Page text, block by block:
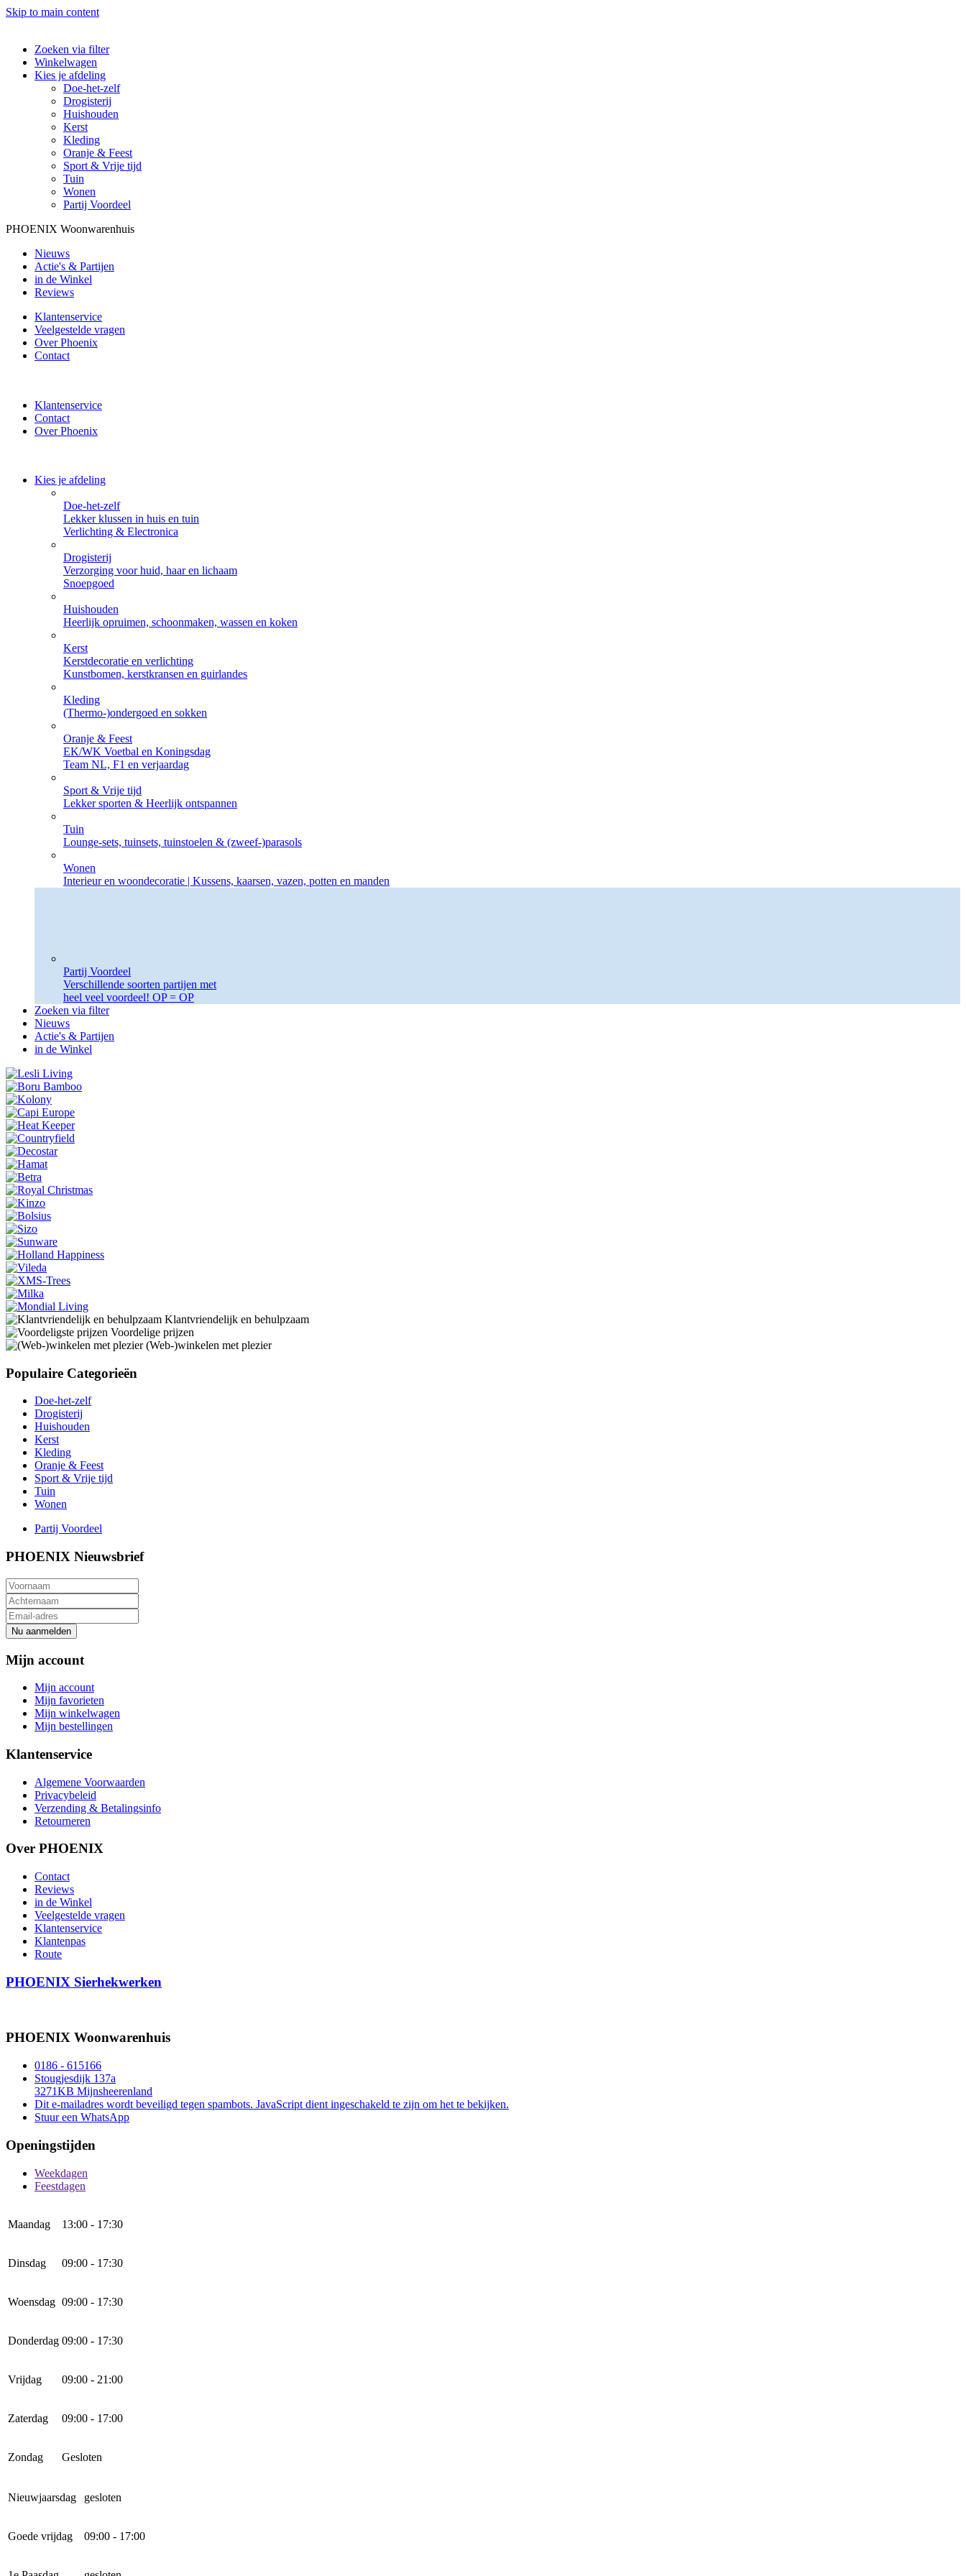
Skip to main content
Zoeken via filter
Winkelwagen
Kies je afdeling
Doe-het-zelf
Drogisterij
Huishouden
Kerst
Kleding
Oranje & Feest
Sport & Vrije tijd
Tuin
Wonen
Partij Voordeel
PHOENIX Woonwarenhuis
Nieuws
Actie's & Partijen
in de Winkel
Reviews
Klantenservice
Veelgestelde vragen
Over Phoenix
Contact
Klantenservice
Contact
Over Phoenix
Kies je afdeling
Doe-het-zelf
Lekker klussen in huis en tuin
Verlichting & Electronica
Drogisterij
Verzorging voor huid, haar en lichaam
Snoepgoed
Huishouden
Heerlijk opruimen, schoonmaken, wassen en koken
Kerst
Kerstdecoratie en verlichting
Kunstbomen, kerstkransen en guirlandes
Kleding
(Thermo-)ondergoed en sokken
Oranje & Feest
EK/WK Voetbal en Koningsdag
Team NL, F1 en verjaardag
Sport & Vrije tijd
Lekker sporten & Heerlijk ontspannen
Tuin
Lounge-sets, tuinsets, tuinstoelen & (zweef-)parasols
Wonen
Interieur en woondecoratie | Kussens, kaarsen, vazen, potten en manden
Partij Voordeel
Verschillende soorten partijen met
heel veel voordeel! OP = OP
Zoeken via filter
Nieuws
Actie's & Partijen
in de Winkel
Klantvriendelijk en behulpzaam
Voordelige prijzen
(Web-)winkelen met plezier
Populaire Categorieën
Doe-het-zelf
Drogisterij
Huishouden
Kerst
Kleding
Oranje & Feest
Sport & Vrije tijd
Tuin
Wonen
Partij Voordeel
PHOENIX Nieuwsbrief
Nu aanmelden
Mijn account
Mijn account
Mijn favorieten
Mijn winkelwagen
Mijn bestellingen
Klantenservice
Algemene Voorwaarden
Privacybeleid
Verzending & Betalingsinfo
Retourneren
Over PHOENIX
Contact
Reviews
in de Winkel
Veelgestelde vragen
Klantenservice
Klantenpas
Route
PHOENIX Sierhekwerken
PHOENIX Woonwarenhuis
0186 - 615166
Stougjesdijk 137a
3271KB Mijnsheerenland
Dit e-mailadres wordt beveiligd tegen spambots. JavaScript dient ingeschakeld te zijn om het te bekijken.
Stuur een WhatsApp
Openingstijden
Weekdagen
Feestdagen
Maandag 13:00 - 17:30
Dinsdag 09:00 - 17:30
Woensdag 09:00 - 17:30
Donderdag 09:00 - 17:30
Vrijdag 09:00 - 21:00
Zaterdag 09:00 - 17:00
Zondag Gesloten
Nieuwjaarsdag gesloten
Goede vrijdag 09:00 - 17:00